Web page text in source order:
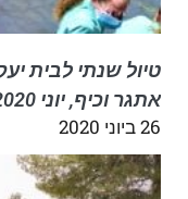
טיול שנתי לבית
אתגר וכיף, יוני 2020
26 ביוני 2020